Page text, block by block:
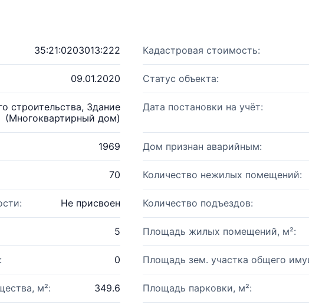
35:21:0203013:222 Кадастровая стоимость:
09.01.2020 Статус объекта:
строительства, Здание
(Многоквартирный дом)
Дата постановки на учёт:
1969 Дом признан аварийным:
70 Количество нежилых помещений:
Не присвоен Количество подъездов:
5 Площадь жилых помещений, м²:
0 Площадь зем. участка общего
м²: 349.6 Площадь парковки, м²: